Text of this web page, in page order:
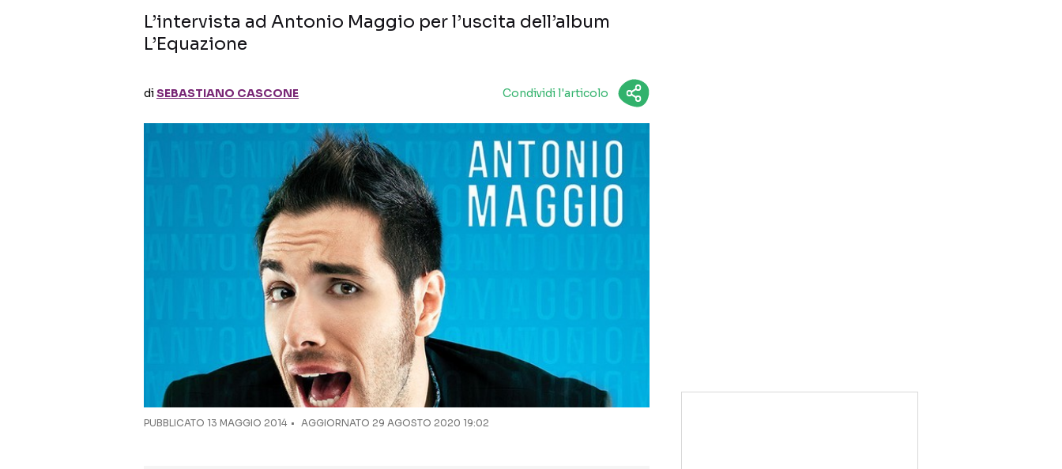
L’intervista ad Antonio Maggio per l’uscita dell’album
L’Equazione
diSEBASTIANO CASCONE Condividi l'articolo
PUBBLICATO 13 MAGGIO 2014 AGGIORNATO 29 AGOSTO 2020 19:02